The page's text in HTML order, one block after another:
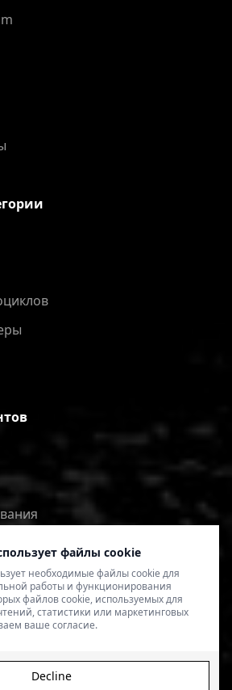
файлы cookie
необходимые файлы cookie для
работы и функционирования
файлов cookie, используемых для
статистики или маркетинговых
ваше согласие.
Decline